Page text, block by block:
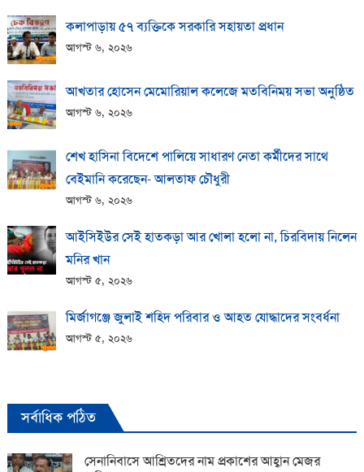
কলাপাড়ায় ​৫৭ ব্যক্তিকে সরকারি সহায়তা প্রধান
আগস্ট ৬, ২০২৬
আখতার হোসেন মেমোরিয়াল কলেজে মতবিনিময় সভা অনুষ্ঠিত
আগস্ট ৬, ২০২৬
শেখ হাসিনা বিদেশে পালিয়ে সাধারণ নেতা কর্মীদের সাথে
বেইমানি করেছেন- আলতাফ চৌধুরী
আগস্ট ৬, ২০২৬
আইসিইউর সেই হাতকড়া আর খোলা হলো না, চিরবিদায় নিলেন
মনির খান
আগস্ট ৫, ২০২৬
মির্জাগঞ্জে জুলাই শহিদ পরিবার ও আহত যোদ্ধাদের সংবর্ধনা
আগস্ট ৫, ২০২৬
সর্বাধিক পঠিত
সেনানিবাসে আশ্রিতদের নাম প্রকাশের আহ্বান মেজর